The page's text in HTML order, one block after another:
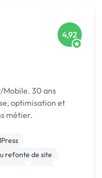
4,92
30 ans
optimisation et
métier.
refonte de site